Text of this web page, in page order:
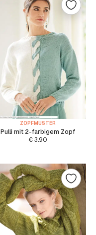
ZOPFMUSTER
Pulli mit 2-farbigem Zopf
€3.90